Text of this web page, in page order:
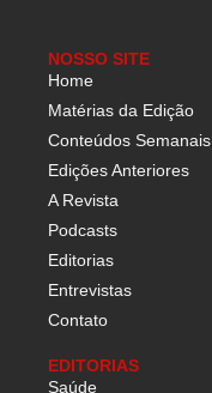
NOSSO SITE
Home
Matérias da Edição
Conteúdos Semanais
Edições Anteriores
A Revista
Podcasts
Editorias
Entrevistas
Contato
EDITORIAS
Saúde